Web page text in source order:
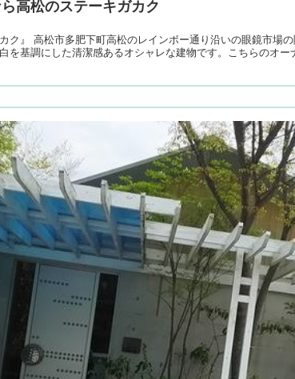
高松のステーキガカク
』 高松市多肥下町高松のレインボー通り沿いの眼鏡市場
を基調にした清潔感あるオシャレな建物です。こちらのオー